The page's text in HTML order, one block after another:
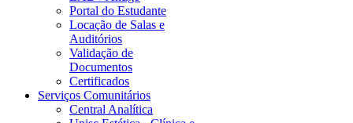
Portal do Estudante
Locação de Salas e
Auditórios
Validação de
Documentos
Certificados
Serviços Comunitários
Central Analítica